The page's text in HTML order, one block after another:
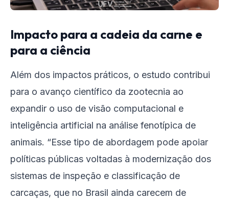
Impacto para a cadeia da carne e
para a ciência
Além dos impactos práticos, o estudo contribui
para o avanço científico da zootecnia ao
expandir o uso de visão computacional e
inteligência artificial na análise fenotípica de
animais. “Esse tipo de abordagem pode apoiar
políticas públicas voltadas à modernização dos
sistemas de inspeção e classificação de
carcaças, que no Brasil ainda carecem de